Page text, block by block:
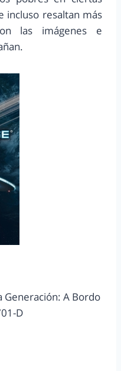
incluso resaltan más
las imágenes e
Generación: A Bordo
D